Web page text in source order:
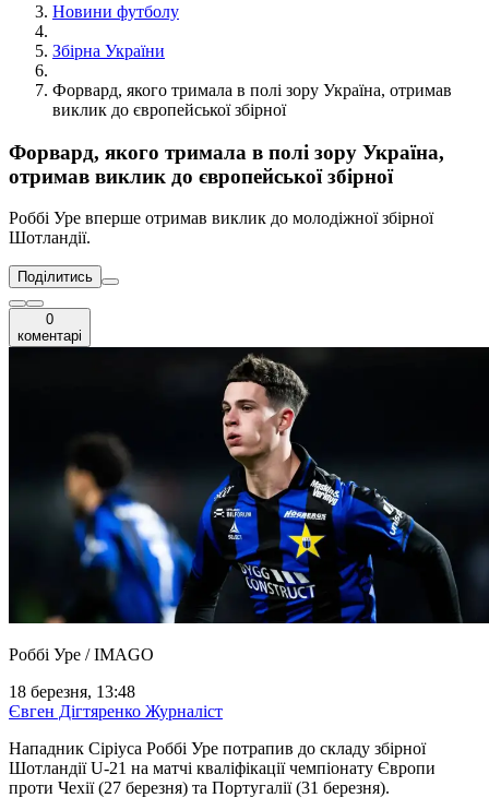
Новини футболу
Збірна України
Форвард, якого тримала в полі зору Україна, отримав
виклик до європейської збірної
Форвард, якого тримала в полі зору Україна,
отримав виклик до європейської збірної
Роббі Уре вперше отримав виклик до молодіжної збірної
Шотландії.
Поділитись
0
коментарі
Роббі Уре / IMAGO
18 березня, 13:48
Євген Дігтяренко Журналіст
Нападник Сіріуса Роббі Уре потрапив до складу збірної
Шотландії U-21 на матчі кваліфікації чемпіонату Європи
проти Чехії (27 березня) та Португалії (31 березня).